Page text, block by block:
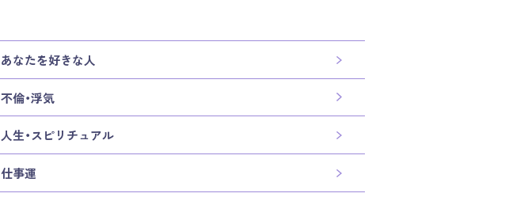
あなたを好きな人
不倫・浮気
人生・スピリチュアル
仕事運